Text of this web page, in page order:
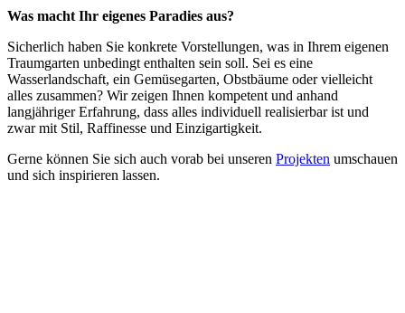
Was macht Ihr eigenes Paradies aus?
Sicherlich haben Sie konkrete Vorstellungen, was in Ihrem eigenen
Traumgarten unbedingt enthalten sein soll. Sei es eine
Wasserlandschaft, ein Gemüsegarten, Obstbäume oder vielleicht
alles zusammen? Wir zeigen Ihnen kompetent und anhand
langjähriger Erfahrung, dass alles individuell realisierbar ist und
zwar mit Stil, Raffinesse und Einzigartigkeit.
Gerne können Sie sich auch vorab bei unseren Projekten umschauen
und sich inspirieren lassen.